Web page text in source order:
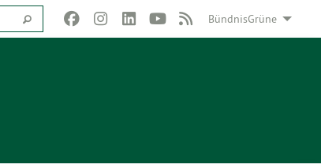
BündnisGrüne